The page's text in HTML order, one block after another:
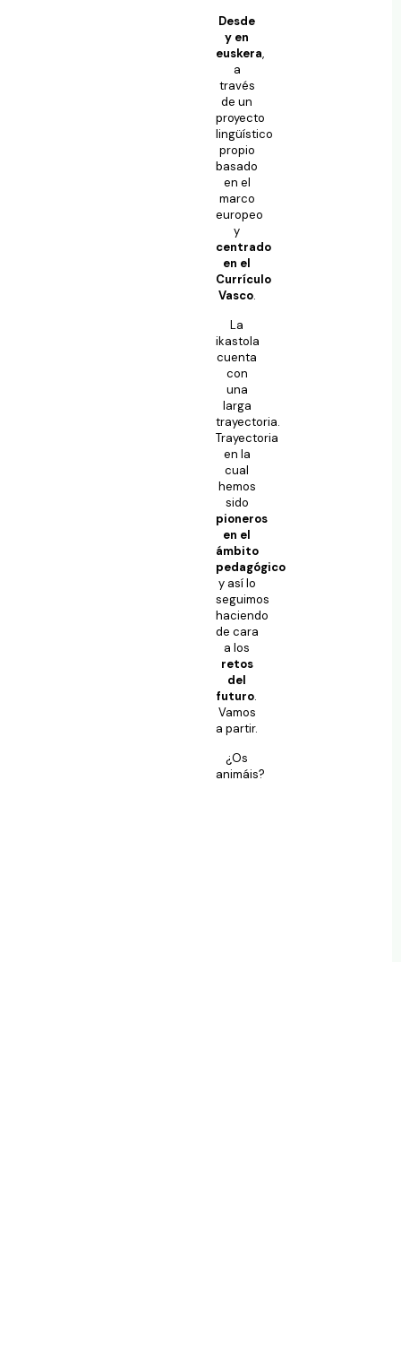
Desde
y en
euskera,
a
través
de un
proyecto
lingüístico
propio
basado
en el
marco
europeo
y
centrado
en el
Currículo
Vasco.
La
ikastola
cuenta
con
una
larga
trayectoria.
Trayectoria
en la
cual
hemos
sido
pioneros
en el
ámbito
pedagógico
y así lo
seguimos
haciendo
de cara
a los
retos
del
futuro.
Vamos
a partir.
¿Os
animáis?